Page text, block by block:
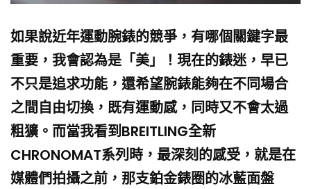
如果說近年運動腕錶的競爭，有哪個關鍵字最
重要，我會認為是「美」！現在的錶迷，早已
不只是追求功能，還希望腕錶能夠在不同場合
之間自由切換，既有運動感，同時又不會太過
粗獷。而當我看到BREITLING全新
CHRONOMAT系列時，最深刻的感受，就是在
媒體們拍攝之前，那支鉑金錶圈的冰藍面盤